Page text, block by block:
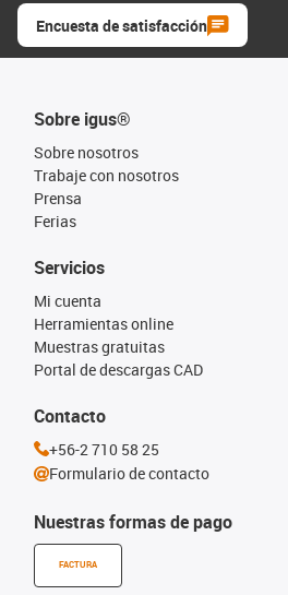
Encuesta de satisfacción
Sobre igus®
Sobre nosotros
Trabaje con nosotros
Prensa
Ferias
Nuestras formas de pago
FACTURA
Servicios
Mi cuenta
Herramientas online
Muestras gratuitas
Portal de descargas CAD
Contacto
+56-2 710 58 25
Formulario de contacto